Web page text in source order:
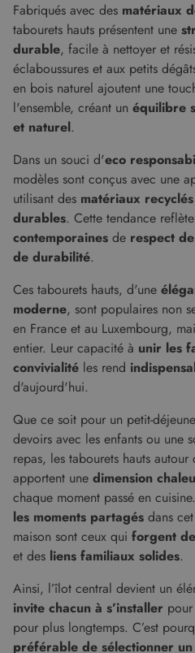
Fabriqués avec des matériaux
tabourets hauts présentent une
durable, facile à nettoyer et
éclaboussures et aux petits
en bois naturel ajoutent une
l'ensemble, créant un équilibre
et naturel.
Dans un souci d'eco
modèles sont conçus avec une
utilisant des matériaux recyclés
durables. Cette tendance
contemporaines de respect
de durabilité.
Ces tabourets hauts, d'une
moderne, sont populaires non
en France et au Luxembourg,
entier. Leur capacité à unir les
convivialité les rend
d'aujourd'hui.
Que ce soit pour un petit-
devoirs avec les enfants ou une
repas, les tabourets hauts
apportent une dimension
chaque moment passé en
les moments partagés dans
maison sont ceux qui forgent
et des liens familiaux solides.
Ainsi, l’îlot central devient un
invite chacun à s’installer
pour plus longtemps. C’est
préférable de sélectionner